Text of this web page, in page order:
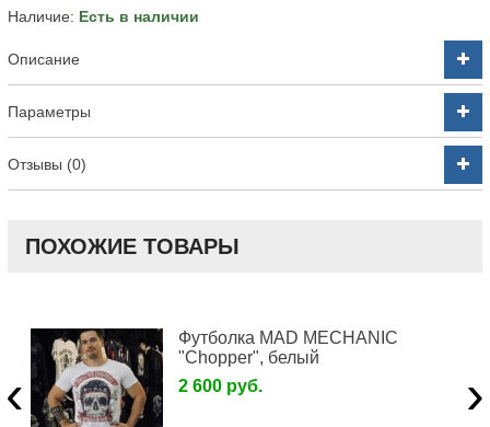
Наличие: Есть в наличии
Описание
Параметры
Отзывы (0)
ПОХОЖИЕ ТОВАРЫ
Футболка MAD MECHANIC
"Chopper", белый
2 600 руб.
‹ ›